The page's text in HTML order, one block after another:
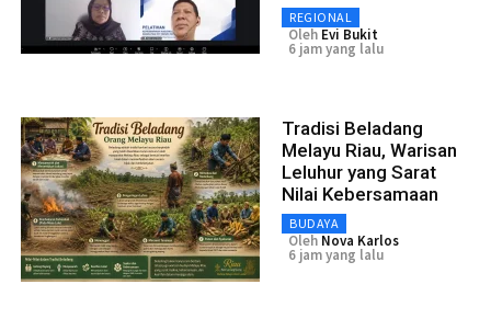
REGIONAL
Oleh Evi Bukit
6 jam yang lalu
Tradisi Beladang
Melayu Riau, Warisan
Leluhur yang Sarat
Nilai Kebersamaan
BUDAYA
Oleh Nova Karlos
6 jam yang lalu